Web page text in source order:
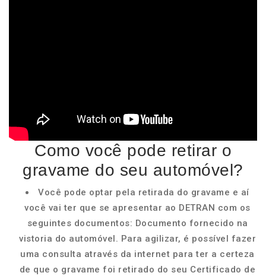
Como você pode retirar o
gravame do seu automóvel?
Você pode optar pela retirada do gravame e aí
você vai ter que se apresentar ao DETRAN com os
seguintes documentos: Documento fornecido na
vistoria do automóvel. Para agilizar, é possível fazer
uma consulta através da internet para ter a certeza
de que o gravame foi retirado do seu Certificado de